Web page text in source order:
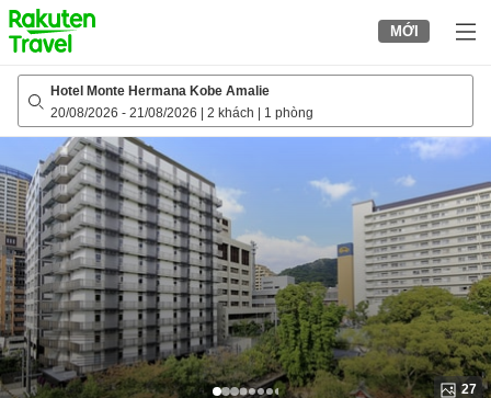
to
top
page
MỚI
Hotel Monte Hermana Kobe Amalie
20/08/2026 - 21/08/2026 2 khách 1 phòng
27